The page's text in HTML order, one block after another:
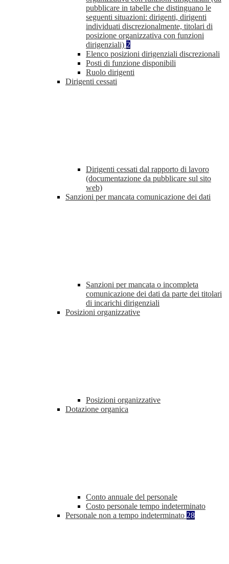
pubblicare in tabelle che distinguano le
seguenti situazioni: dirigenti, dirigenti
individuati discrezionalmente, titolari di
posizione organizzativa con funzioni
dirigenziali) 2
Elenco posizioni dirigenziali discrezionali
Posti di funzione disponibili
Ruolo dirigenti
Dirigenti cessati
Dirigenti cessati dal rapporto di lavoro
(documentazione da pubblicare sul sito
web)
Sanzioni per mancata comunicazione dei dati
Sanzioni per mancata o incompleta
comunicazione dei dati da parte dei titolari
di incarichi dirigenziali
Posizioni organizzative
Posizioni organizzative
Dotazione organica
Conto annuale del personale
Costo personale tempo indeterminato
Personale non a tempo indeterminato 28